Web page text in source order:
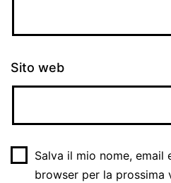
Sito web
Salva il mio nome, email
browser per la prossima